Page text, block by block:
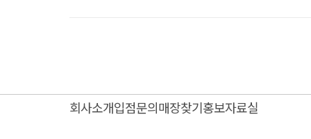
회사소개입점문의매장찾기홍보자료실